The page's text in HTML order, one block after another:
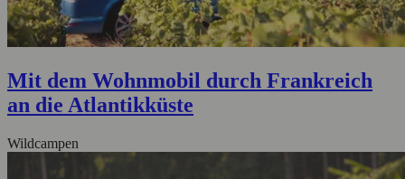
Mit dem Wohnmobil durch Frankreich
an die Atlantikküste
Wildcampen